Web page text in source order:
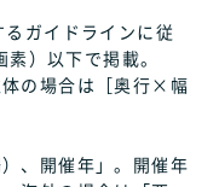
ガイドラインに従
）以下で掲載。
の場合は［奥行×幅
、開催年」。開催年